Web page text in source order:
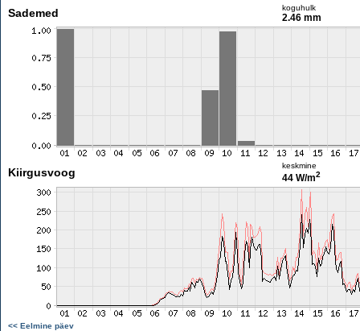
Sademed koguhulk
2.46 mm
Kiirgusvoog
keskmine
44 W/m2
<< Eelmine päev